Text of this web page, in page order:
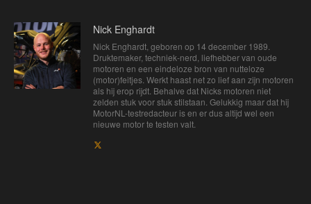
Nick Enghardt
Nick Enghardt, geboren op 14 december 1989.
Druktemaker, techniek-nerd, liefhebber van oude
motoren en een eindeloze bron van nutteloze
(motor)feitjes. Werkt haast net zo lief aan zijn motoren
als hij erop rijdt. Behalve dat Nicks motoren niet
zelden stuk voor stuk stilstaan. Gelukkig maar dat hij
MotorNL-testredacteur is en er dus altijd wel een
nieuwe motor te testen valt.